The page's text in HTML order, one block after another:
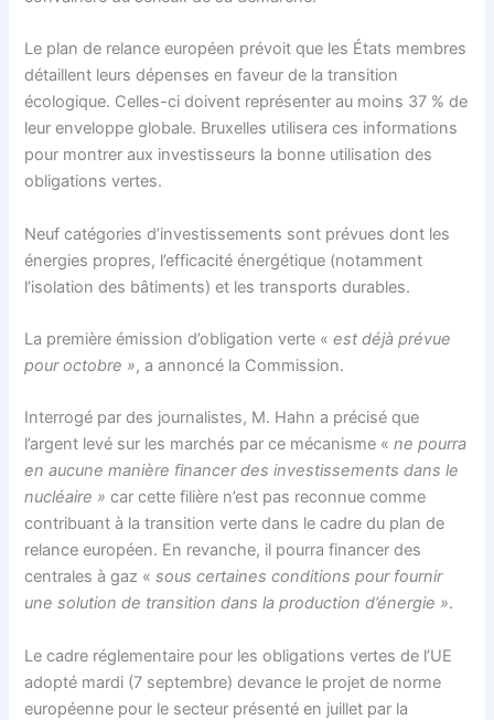
Le plan de relance européen prévoit que les États membres
détaillent leurs dépenses en faveur de la transition
écologique. Celles-ci doivent représenter au moins 37 % de
leur enveloppe globale. Bruxelles utilisera ces informations
pour montrer aux investisseurs la bonne utilisation des
obligations vertes.
Neuf catégories d’investissements sont prévues dont les
énergies propres, l’efficacité énergétique (notamment
l’isolation des bâtiments) et les transports durables.
La première émission d’obligation verte «est déjà prévue
pour octobre », a annoncé la Commission.
Interrogé par des journalistes, M. Hahn a précisé que
l’argent levé sur les marchés par ce mécanisme «ne pourra
en aucune manière financer des investissements dans le
nucléaire » car cette filière n’est pas reconnue comme
contribuant à la transition verte dans le cadre du plan de
relance européen. En revanche, il pourra financer des
centrales à gaz «sous certaines conditions pour fournir
une solution de transition dans la production d’énergie ».
Le cadre réglementaire pour les obligations vertes de l’UE
adopté mardi (7 septembre) devance le projet de norme
européenne pour le secteur présenté en juillet par la